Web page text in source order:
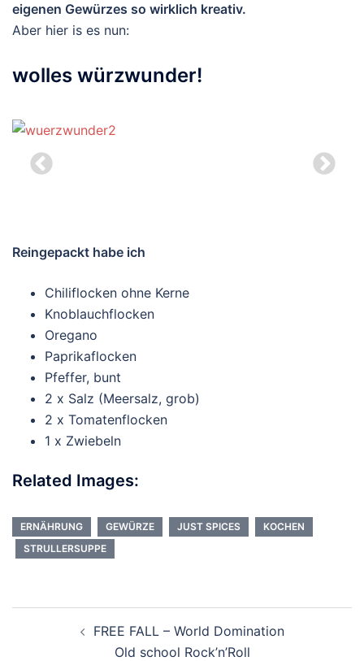
eigenen Gewürzes so wirklich kreativ.
Aber hier is es nun:
wolles würzwunder!
Reingepackt habe ich
Chiliflocken ohne Kerne
Knoblauchflocken
Oregano
Paprikaflocken
Pfeffer, bunt
2 x Salz (Meersalz, grob)
2 x Tomatenflocken
1 x Zwiebeln
Related Images:
ERNÄHRUNG GEWÜRZE JUST SPICES
KOCHEN
STRULLERSUPPE
FREE FALL – World Domination
Old school Rock’n’Roll